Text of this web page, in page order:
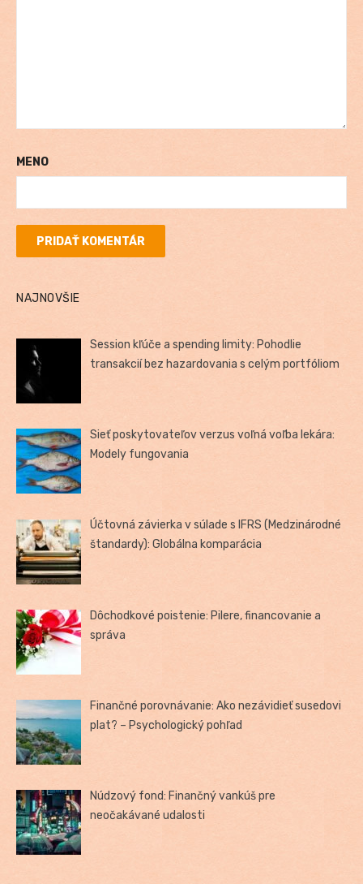
MENO
NAJNOVŠIE
Session kľúče a spending limity: Pohodlie
transakcií bez hazardovania s celým portfóliom
Sieť poskytovateľov verzus voľná voľba lekára:
Modely fungovania
Účtovná závierka v súlade s IFRS (Medzinárodné
štandardy): Globálna komparácia
Dôchodkové poistenie: Pilere, financovanie a
správa
Finančné porovnávanie: Ako nezávidieť susedovi
plat? – Psychologický pohľad
Núdzový fond: Finančný vankúš pre
neočakávané udalosti